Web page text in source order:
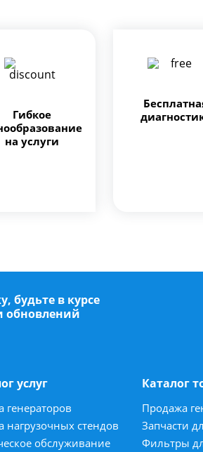
Гибкое
на услуги
будьте в курсе
обновлений
услуг
генераторов
нагрузочных стендов
обслуживание
Каталог
Продажа
Запчасти
Фильтры